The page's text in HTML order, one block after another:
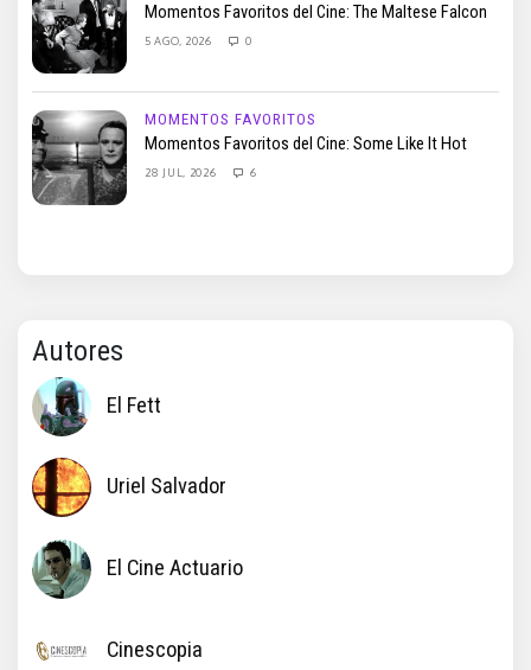
Momentos Favoritos del Cine: The Maltese Falcon
5 AGO, 2026 0
MOMENTOS FAVORITOS
Momentos Favoritos del Cine: Some Like It Hot
28 JUL, 2026 6
Autores
El Fett
Uriel Salvador
El Cine Actuario
Cinescopia